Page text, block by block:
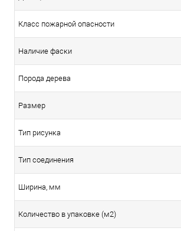
Класс пожарной опасности
Наличие фаски
Порода дерева
Размер
Тип рисунка
Тип соединения
Ширина, мм
Количество в упаковке (м2)